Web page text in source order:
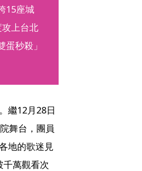
15座城
上台北
秒殺」
繼12月28日
舞台，團員
地的歌迷見
萬觀看次